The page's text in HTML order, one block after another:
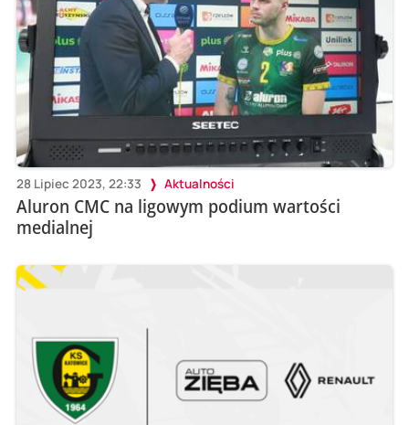
28 Lipiec 2023, 22:33 Aktualności
Aluron CMC na ligowym podium wartości
medialnej